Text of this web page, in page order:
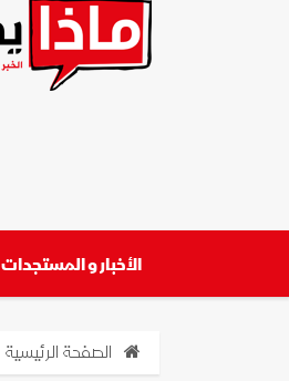
الأخبار و المستجدات
الصفحة الرئيسية